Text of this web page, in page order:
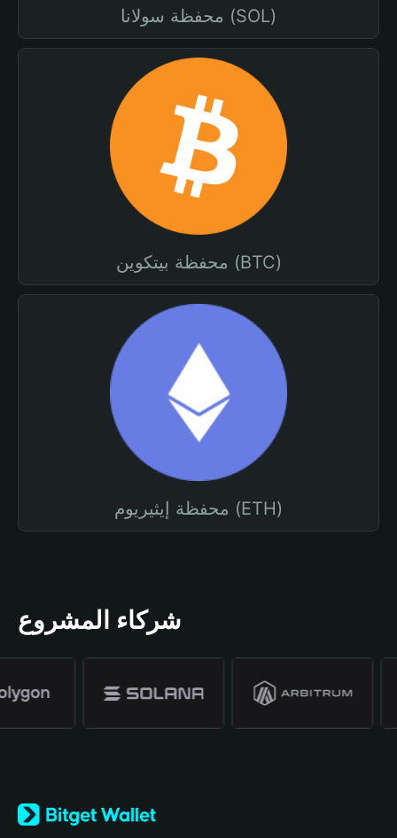
محفظة سولانا (SOL)
محفظة بيتكوين (BTC)
محفظة إيثيريوم (ETH)
شركاء المشروع